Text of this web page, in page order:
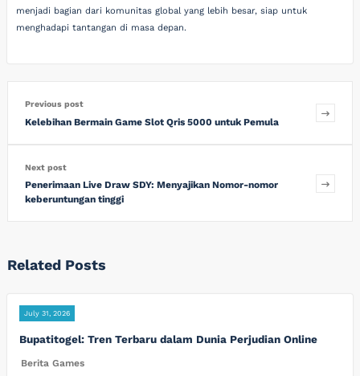
menjadi bagian dari komunitas global yang lebih besar, siap untuk
menghadapi tantangan di masa depan.
Previous post
Kelebihan Bermain Game Slot Qris 5000 untuk Pemula
Next post
Penerimaan Live Draw SDY: Menyajikan Nomor-nomor
keberuntungan tinggi
Related Posts
July 31, 2026
Bupatitogel: Tren Terbaru dalam Dunia Perjudian Online
Berita Games